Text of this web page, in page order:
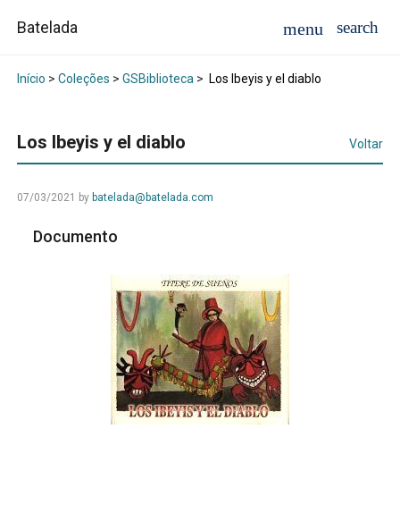
Batelada
Início > Coleções > GSBiblioteca> Los Ibeyis y el diablo
Los Ibeyis y el diablo Voltar
07/03/2021 by batelada@batelada.com
Documento